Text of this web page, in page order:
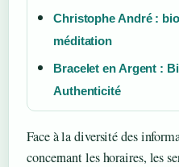
Christophe André :
méditation
Bracelet en Argent :
Authenticité
Face à la diversité des
concernant les horaires, les